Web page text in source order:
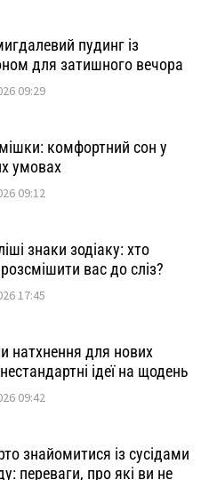
пудинг із
для затишного вечора
09:29
комфортний сон у
умовах
09:12
знаки зодіаку: хто
вас до сліз?
17:45
натхнення для нових
ідеї на щодень
09:42
знайомитися із сусідами
переваги, про які ви не